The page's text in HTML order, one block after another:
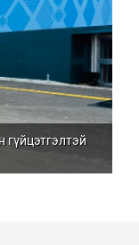
гүйцэтгэлтэй